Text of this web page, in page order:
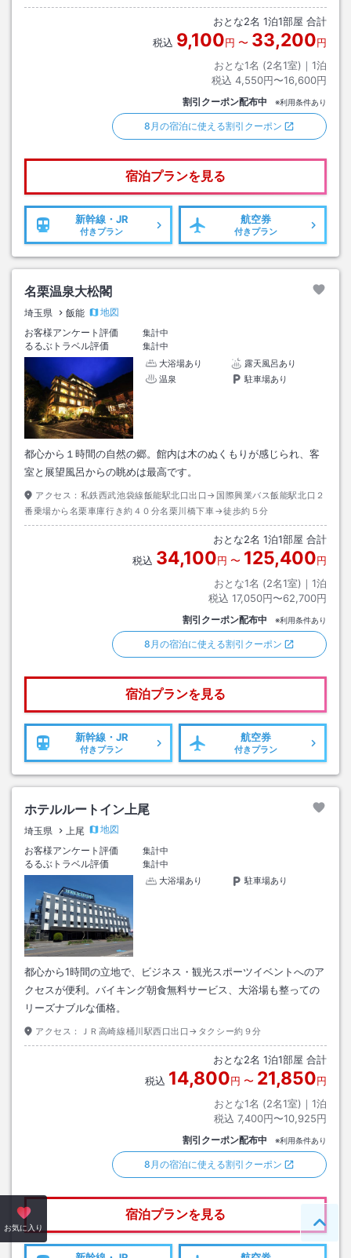
おとな2名 1泊1部屋 合計
税込 9,100円 〜 33,200円
おとな1名 (2名1室)｜ 1泊
税込 4,550円〜16,600円
割引クーポン配布中 ※利用条件あり
8月の宿泊に使える割引クーポン
宿泊プランを見る
新幹線・JR
付きプラン
航空券
付きプラン
名栗温泉大松閣
埼玉県 飯能
地図
お客様アンケート評価
集計中
るるぶトラベル評価
集計中
大浴場あり
露天風呂あり
温泉
駐車場あり
都心から１時間の自然の郷。館内は木のぬくもりが感じられ、客
室と展望風呂からの眺めは最高です。
アクセス： 私鉄西武池袋線飯能駅北口出口→国際興業バス飯能駅北口２
番乗場から名栗車庫行き約４０分名栗川橋下車→徒歩約５分
おとな2名 1泊1部屋 合計
税込 34,100円 〜 125,400円
おとな1名 (2名1室)｜ 1泊
税込 17,050円〜62,700円
割引クーポン配布中 ※利用条件あり
8月の宿泊に使える割引クーポン
宿泊プランを見る
新幹線・JR
付きプラン
航空券
付きプラン
ホテルルートイン上尾
埼玉県 上尾
地図
お客様アンケート評価
集計中
るるぶトラベル評価
集計中
大浴場あり
駐車場あり
都心から1時間の立地で、ビジネス・観光スポーツイベントへのア
クセスが便利。バイキング朝食無料サービス、大浴場も整っての
リーズナブルな価格。
アクセス： ＪＲ高崎線桶川駅西口出口→タクシー約９分
おとな2名 1泊1部屋 合計
税込 14,800円 〜 21,850円
おとな1名 (2名1室)｜ 1泊
税込 7,400円〜10,925円
割引クーポン配布中 ※利用条件あり
8月の宿泊に使える割引クーポン
宿泊プランを見る
お気に入り ペー